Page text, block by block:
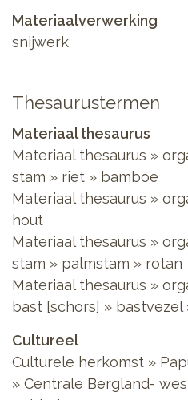
Materiaalverwerking
snijwerk
Thesaurustermen
Materiaal thesaurus
Materiaal thesaurus »
stam » riet » bamboe
Materiaal thesaurus »
hout
Materiaal thesaurus »
stam » palmstam » rotan
Materiaal thesaurus »
bast [schors] » bastvezel
Cultureel
Culturele herkomst »
» Centrale Bergland-